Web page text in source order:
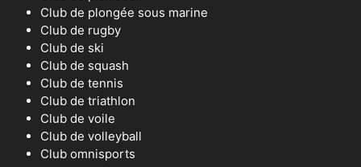
Club de plongée sous marine
Club de rugby
Club de ski
Club de squash
Club de tennis
Club de triathlon
Club de voile
Club de volleyball
Club omnisports